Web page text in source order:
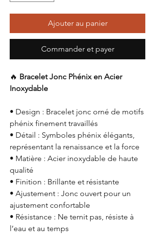
Ajouter au panier
Commander et payer
🔥 Bracelet Jonc Phénix en Acier
Inoxydable
• Design : Bracelet jonc orné de motifs
phénix finement travaillés
• Détail : Symboles phénix élégants,
représentant la renaissance et la force
• Matière : Acier inoxydable de haute
qualité
• Finition : Brillante et résistante
• Ajustement : Jonc ouvert pour un
ajustement confortable
• Résistance : Ne ternit pas, résiste à
l’eau et au temps